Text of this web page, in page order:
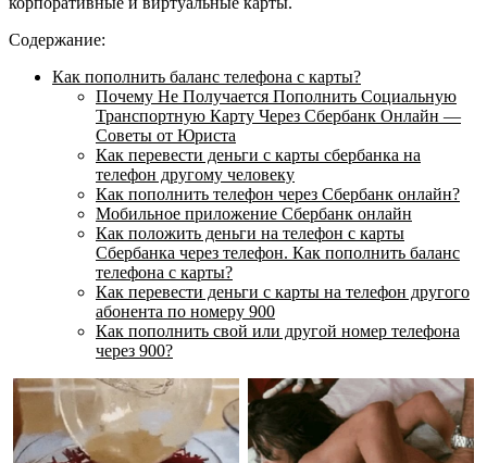
Содержание:
Как пополнить баланс телефона с карты?
Почему Не Получается Пополнить Социальную
Транспортную Карту Через Сбербанк Онлайн —
Советы от Юриста
Как перевести деньги с карты сбербанка на
телефон другому человеку
Как пополнить телефон через Сбербанк онлайн?
Мобильное приложение Сбербанк онлайн
Как положить деньги на телефон с карты
Сбербанка через телефон. Как пополнить баланс
телефона с карты?
Как перевести деньги с карты на телефон другого
абонента по номеру 900
Как пополнить свой или другой номер телефона
через 900?